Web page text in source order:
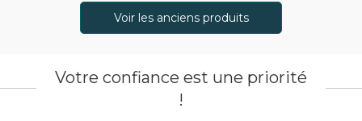
Voir les anciens produits
Votre confiance est une priorité
!